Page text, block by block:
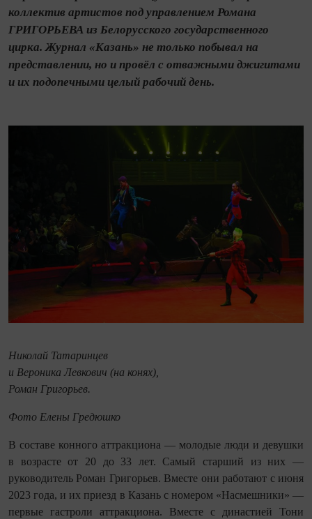
коллектив артистов под управлением Романа
ГРИГОРЬЕВА из Белорусского государственного
цирка. Журнал «Казань» не только побывал на
представлении, но и провёл с отважными джигитами
и их подопечными целый рабочий день.
Николай Татаринцев
и Вероника Левкович (на конях),
Роман Григорьев.
Фото Елены Гредюшко
В составе конного аттракциона — молодые люди и девушки
в возрасте от 20 до 33 лет. Самый старший из них —
руководитель Роман Григорьев. Вместе они работают с июня
2023 года, и их приезд в Казань с номером «Насмешники» —
первые гастроли аттракциона. Вместе с династией Тони